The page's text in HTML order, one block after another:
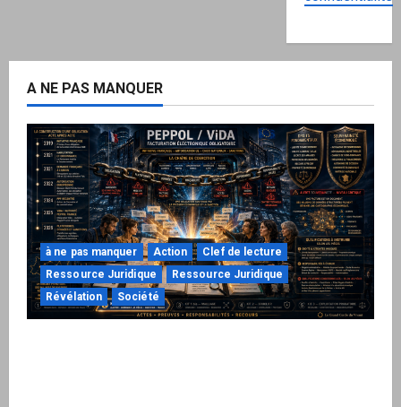
A NE PAS MANQUER
à ne pas manquer Action
Clef de lecture
Ressource Juridique
Ressource Juridique
Révélation
Société